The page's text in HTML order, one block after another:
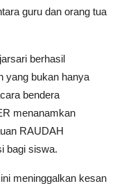
guru dan orang tua
berhasil
yang bukan hanya
bendera
menanamkan
RAUDAH
bagi siswa.
meninggalkan kesan